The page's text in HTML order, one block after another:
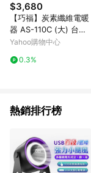
$3,680
【巧福】炭素纖維電暖
器 AS-110C (大) 台灣
製
Yahoo購物中心
0.3%
熱銷排行榜